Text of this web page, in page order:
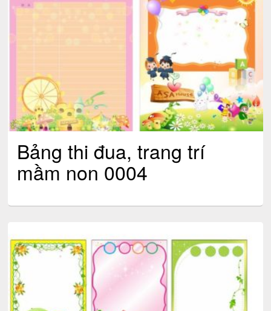
Bảng thi đua, trang trí
mầm non 0004